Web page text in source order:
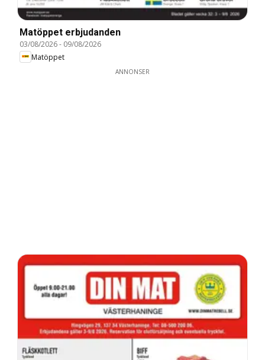
Matöppet erbjudanden
03/08/2026- 09/08/2026
Matöppet
ANNONSER